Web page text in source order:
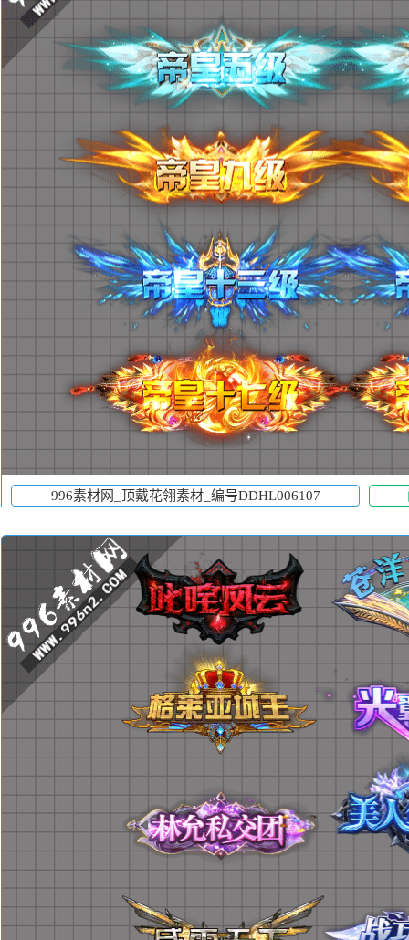
996素材网_顶戴花翎素材_编号DDHL006107